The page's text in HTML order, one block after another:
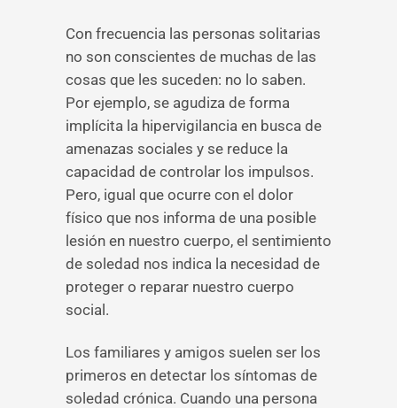
Con frecuencia las personas solitarias
no son conscientes de muchas de las
cosas que les suceden: no lo saben.
Por ejemplo, se agudiza de forma
implícita la hipervigilancia en busca de
amenazas sociales y se reduce la
capacidad de controlar los impulsos.
Pero, igual que ocurre con el dolor
físico que nos informa de una posible
lesión en nuestro cuerpo, el sentimiento
de soledad nos indica la necesidad de
proteger o reparar nuestro cuerpo
social.
Los familiares y amigos suelen ser los
primeros en detectar los síntomas de
soledad crónica. Cuando una persona